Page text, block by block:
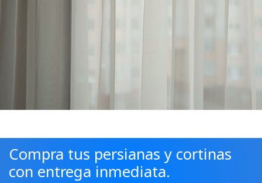
Compra tus persianas y cortinas
con entrega inmediata.